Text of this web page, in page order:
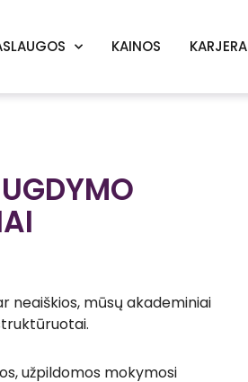
KAINOS KARJERA
neaiškios, mūsų akademiniai
užpildomos mokymosi